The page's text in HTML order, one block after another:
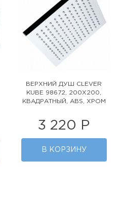
ВЕРХНИЙ ДУШ CLEVER
KUBE 98672, 200Х200,
КВАДРАТНЫЙ, ABS, ХРОМ
3 220 Р
В КОРЗИНУ